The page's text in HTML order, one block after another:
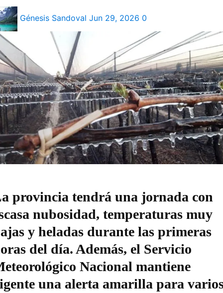
Génesis Sandoval Jun 29, 2026 0
provincia tendrá una jornada con
nubosidad, temperaturas muy
y heladas durante las primeras
del día. Además, el Servicio
Nacional mantiene
una alerta amarilla para